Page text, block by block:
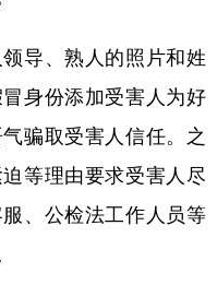
导、熟人的照片和姓
身份添加受害人为好
骗取受害人信任。之
等理由要求受害人尽
、公检法工作人员等